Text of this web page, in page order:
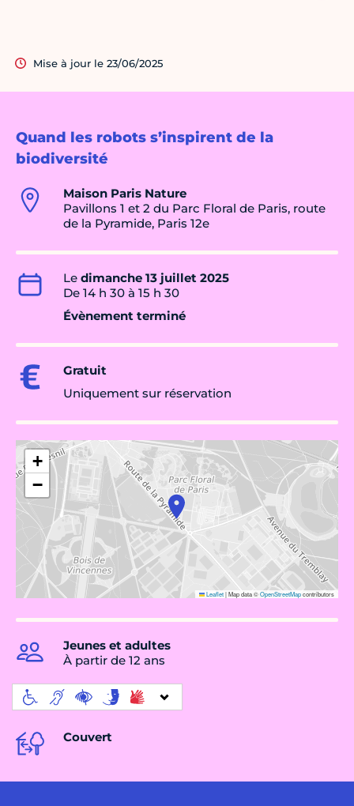
Quand les robots s’inspirent de la
biodiversité
Maison Paris Nature
Pavillons 1 et 2 du Parc Floral de Paris, route
de la Pyramide, Paris 12e
Le dimanche 13 juillet 2025
De 14 h 30 à 15 h 30
Évènement terminé
Gratuit
Uniquement sur réservation
+
−
Leaflet|Map data ©OpenStreetMapcontributors
Jeunes et adultes
À partir de 12 ans
Couvert
Mise à jour le 23/06/2025